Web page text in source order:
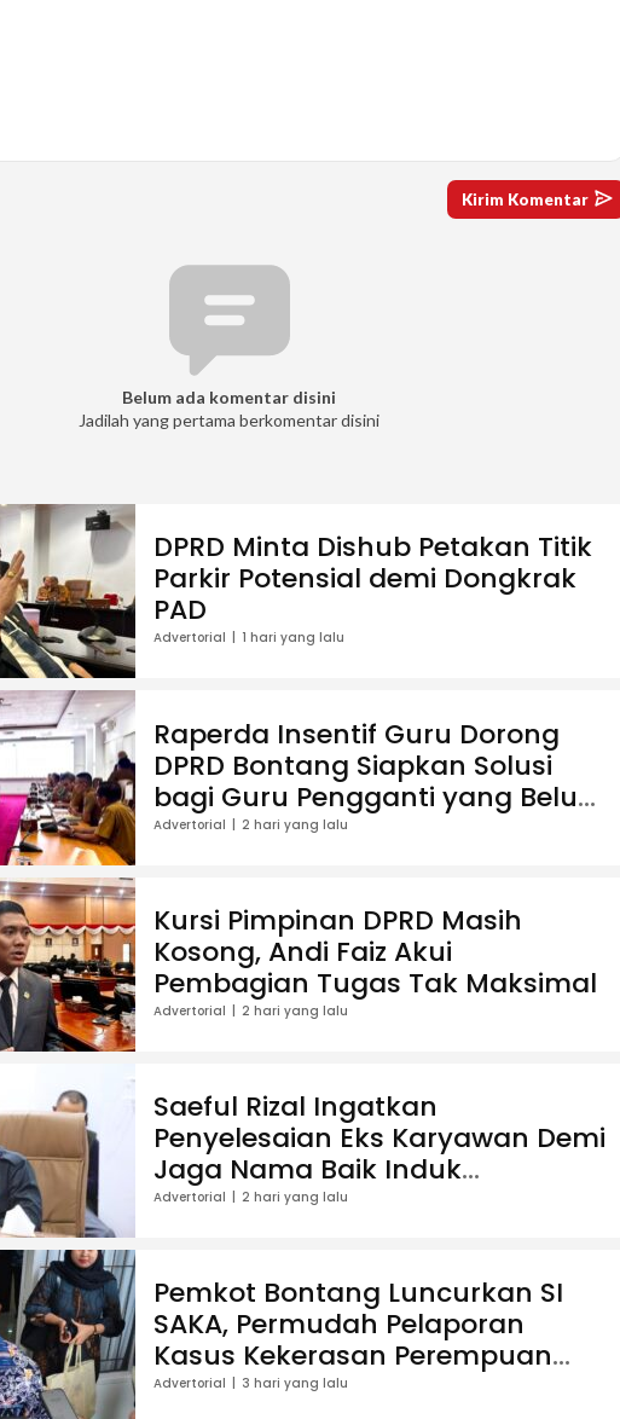
Belum ada komentar disini
Jadilah yang pertama berkomentar disini
DPRD Minta Dishub Petakan Titik
Parkir Potensial demi Dongkrak
PAD
Advertorial 1 hari yang lalu
Raperda Insentif Guru Dorong
DPRD Bontang Siapkan Solusi
bagi Guru Pengganti yang Belum
Terdaftar Dapodik
Advertorial 2 hari yang lalu
Kursi Pimpinan DPRD Masih
Kosong, Andi Faiz Akui
Pembagian Tugas Tak Maksimal
Advertorial 2 hari yang lalu
Saeful Rizal Ingatkan
Penyelesaian Eks Karyawan Demi
Jaga Nama Baik Induk
Perusahaan
Advertorial 2 hari yang lalu
Pemkot Bontang Luncurkan SI
SAKA, Permudah Pelaporan
Kasus Kekerasan Perempuan
dan Anak
Advertorial 3 hari yang lalu